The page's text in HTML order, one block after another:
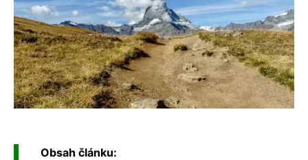
Obsah článku: